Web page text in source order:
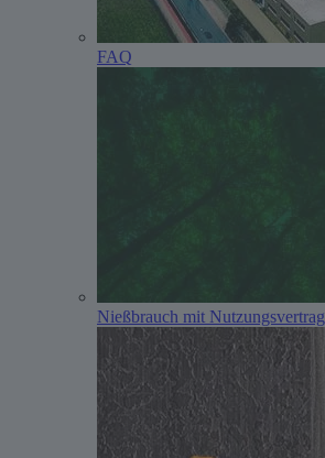
FAQ
Nießbrauch mit Nutzungsvertrag